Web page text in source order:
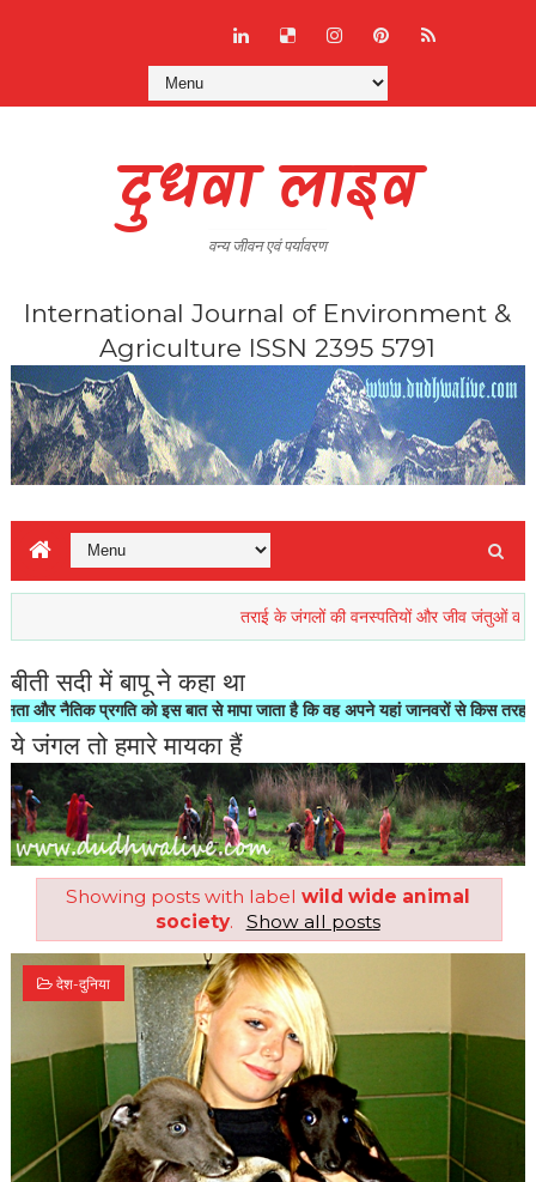
दुधवा लाइव
वन्य जीवन एवं पर्यावरण
International Journal of Environment &
Agriculture ISSN 2395 5791
तराई के जंगलों की वनस्पतियों और जीव जंतुओं की
बीती सदी में बापू ने कहा था
प्रगति को इस बात से मापा जाता है कि वह अपने यहां जानवरों से किस तरह का सलूक
ये जंगल तो हमारे मायका हैं
Showing posts with label wild wide animal
society. Show all posts
देश-दुनिया